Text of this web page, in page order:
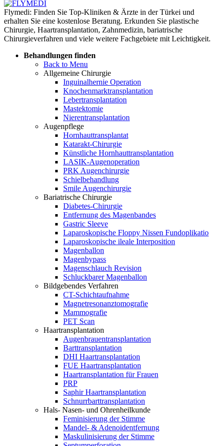
Flymedi: Finden Sie Top-Kliniken & Ärzte in der Türkei und
erhalten Sie eine kostenlose Beratung. Erkunden Sie plastische
Chirurgie, Haartransplantation, Zahnmedizin, bariatrische
Chirurgieverfahren und viele weitere Fachgebiete mit Leichtigkeit.
Behandlungen finden
Back to Menu
Allgemeine Chirurgie
Inguinalhernie Operation
Knochenmarktransplantation
Lebertransplantation
Mastektomie
Nierentransplantation
Augenpflege
Hornhauttransplantat
Katarakt-Chirurgie
Künstliche Hornhauttransplantation
LASIK-Augenoperation
PRK Augenchirurgie
Schielbehandlung
Smile Augenchirurgie
Bariatrische Chirurgie
Diabetes-Chirurgie
Entfernung des Magenbandes
Gastric Sleeve
Laparoskopische Floppy Nissen Fundoplikatio
Laparoskopische ileale Interposition
Magenballon
Magenbypass
Magenschlauch Revision
Schluckbarer Magenballon
Bildgebendes Verfahren
CT-Schichtaufnahme
Magnetresonanztomografie
Mammografie
PET Scan
Haartransplantation
Augenbrauentransplantation
Barttransplantation
DHI Haartransplantation
FUE Haartransplantation
Haartransplantation für Frauen
PRP
Saphir Haartransplantation
Schnurrbarttransplantation
Hals- Nasen- und Ohrenheilkunde
Feminisierung der Stimme
Mandel- & Adenoidentfernung
Maskulinisierung der Stimme